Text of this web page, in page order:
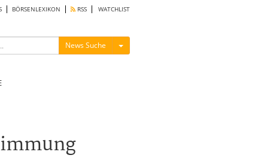
BÖRSENLEXIKON RSS WATCHLIST
News Suche Menü ein-/ausblenden